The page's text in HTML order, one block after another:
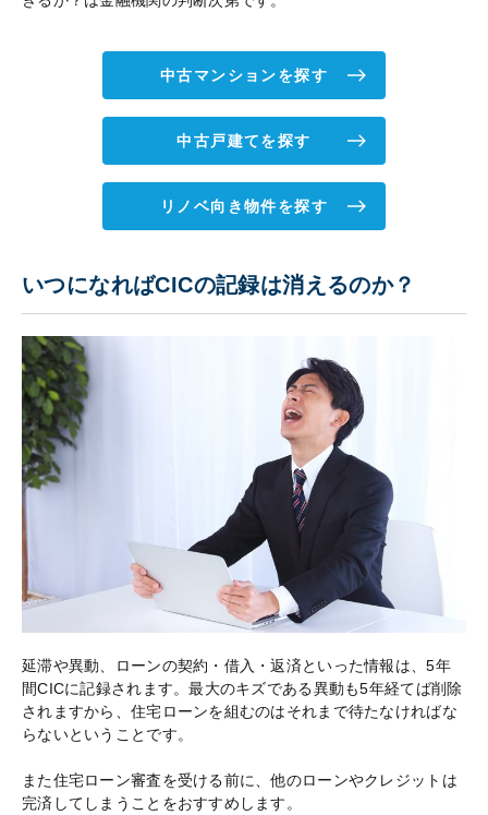
中古マンションを探す
中古戸建てを探す
リノベ向き物件を探す
いつになればCICの記録は消えるのか？
延滞や異動、ローンの契約・借入・返済といった情報は、5年
間CICに記録されます。最大のキズである異動も5年経てば削除
されますから、住宅ローンを組むのはそれまで待たなければな
らないということです。
また住宅ローン審査を受ける前に、他のローンやクレジットは
完済してしまうことをおすすめします。